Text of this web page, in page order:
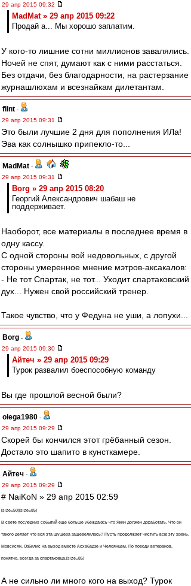
29 апр 2015 09:32
MadMat » 29 апр 2015 09:22
Продай а... Мы хорошо заплатим.
У кого-то лишние сотни миллионов завалялись.
Ночей не спят, думают как с ними расстаться.
Без отдачи, без благодарности, на растерзание
журнашлюхам и всезнайкам дилетантам.
flint -
29 апр 2015 09:31
Это были лучшие 2 дня для пополнения ИЛа!
Эва как солнышко припекло-то...
MadMat -
29 апр 2015 09:31
Borg » 29 апр 2015 08:20
Георгий Александрович шабаш не
поддерживает.
Наоборот, все материалы в последнее время в
одну кассу.
С одной стороны вой недовольных, с другой
стороны умеренное мнение мэтров-аксакалов:
- Не тот Спартак, не тот... Уходит спартаковский
дух... Нужен свой российский тренер.
Такое чувство, что у Федуна не уши, а лопухи...
Borg -
29 апр 2015 09:30
Айтеч » 29 апр 2015 09:29
Турок развалил боеспособную команду
Вы где прошлой весной были?
olega1980 -
29 апр 2015 09:29
Скорей бы кончился этот грёбанный сезон.
Достало это шапито в кунсткамере.
Айтеч -
29 апр 2015 09:29
# NaiKoN » 29 апр 2015 02:59
[size=50][size=85]
В свете последних событий еще больше убеждаюсь что Якин должен доработать. Что он
такого делает что вся эта шушера зашевелилась? Пусть продолжает чистить всю эту хрень.
Мовсисян, Озбилис на выход вместе Асхабадзе и Челоянцем. По поводу ветеранов,
понятно, всегда за спартаковца.[size=85]
А не сильно ли много кого на выход? Турок